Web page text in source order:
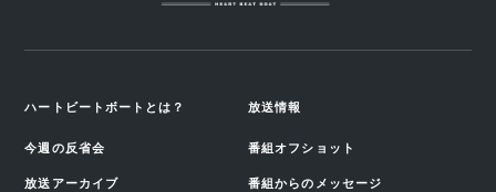
ハートビートボートとは？ 放送情報
今週の反省会 番組オフショット
放送アーカイブ 番組からのメッセージ